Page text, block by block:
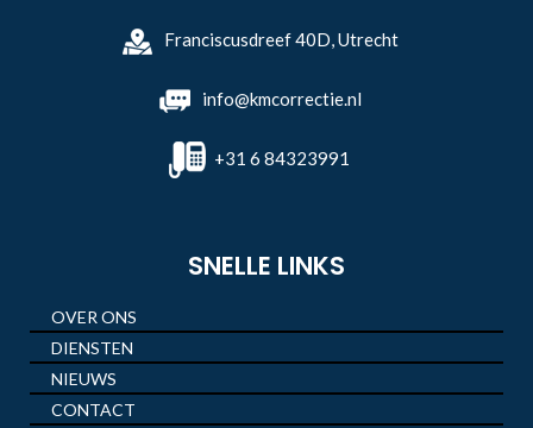
Franciscusdreef 40D, Utrecht
info@kmcorrectie.nl
+31 6 84323991
SNELLE LINKS
OVER ONS
DIENSTEN
NIEUWS
CONTACT